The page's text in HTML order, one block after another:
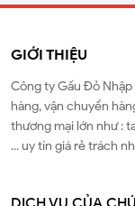
GIỚI THIỆU
Công ty Gấu Đỏ
hàng, vận chuyển
thương mại lớn như :
... uy tín giá rẻ trách